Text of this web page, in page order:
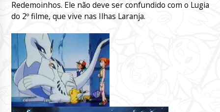
Redemoinhos. Ele não deve ser confundido com o Lugia
do 2º filme, que vive nas Ilhas Laranja.